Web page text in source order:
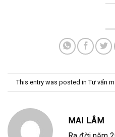
This entry was posted in Tư vấn
MAI LÂM